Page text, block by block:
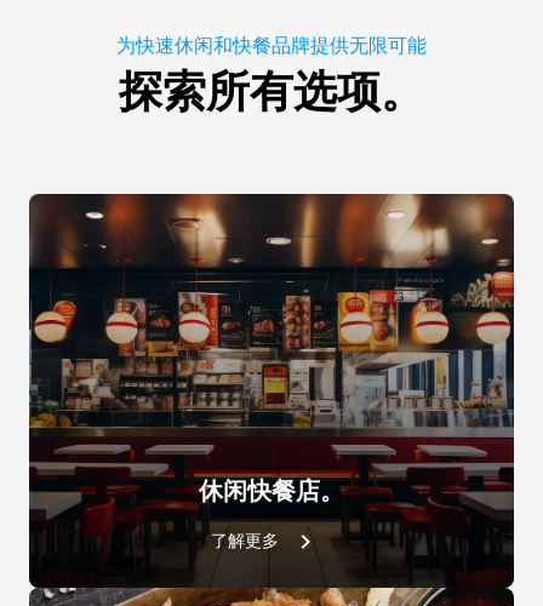
GRILL.HOLDER
XUC214
DET&Rinse™ ULTRAPLUS
DB1076A0
D&CAL SPRAY
HOT VACUUMVACUUM.100 VACUUM.LIDSUPERHOLDING LID
MULTI.Day HOT VACUUM
XUC135
VACUUM.100
TG111
VACUUM.LID
TG110
SUPERHOLDING LID
TG802
MULTI.Day BAGS
XUC137
为快速休闲和快餐品牌提供无限可能
探索所有选项。
休闲快餐店。
了解更多